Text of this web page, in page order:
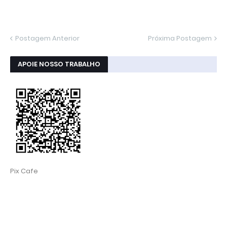
Postagem Anterior Próxima Postagem
APOIE NOSSO TRABALHO
Pix Cafe